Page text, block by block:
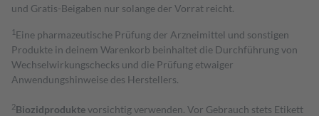
und Gratis-Beigaben nur solange der Vorrat reicht.
1 Eine pharmazeutische Prüfung der Arzneimittel und sonstigen
Produkte in deinem Warenkorb beinhaltet die Durchführung von
Wechselwirkungschecks und die Prüfung etwaiger
Anwendungshinweise des Herstellers.
2Biozidproduktevorsichtig verwenden. Vor Gebrauch stets Etikett